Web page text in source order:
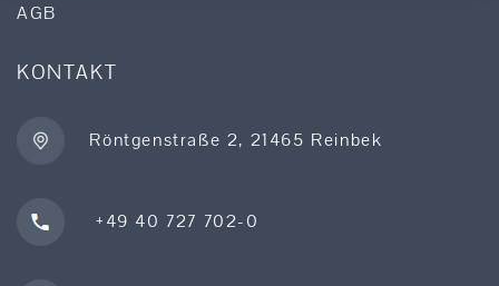
AGB
KONTAKT
Röntgenstraße 2, 21465 Reinbek
+49 40 727 702-0